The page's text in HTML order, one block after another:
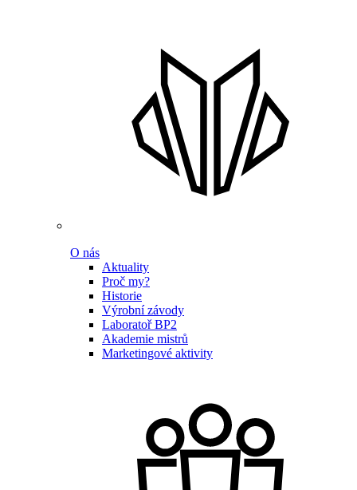
O nás
Aktuality
Proč my?
Historie
Výrobní závody
Laboratoř BP2
Akademie mistrů
Marketingové aktivity